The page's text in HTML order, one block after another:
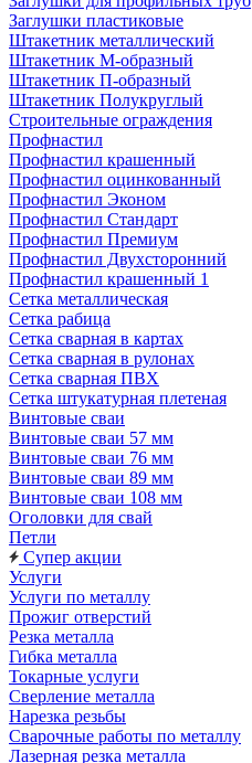
Заглушки пластиковые
Штакетник металлический
Штакетник М-образный
Штакетник П-образный
Штакетник Полукруглый
Строительные ограждения
Профнастил
Профнастил крашенный
Профнастил оцинкованный
Профнастил Эконом
Профнастил Стандарт
Профнастил Премиум
Профнастил Двухсторонний
Профнастил крашенный 1
Сетка металлическая
Сетка рабица
Сетка сварная в картах
Сетка сварная в рулонах
Сетка сварная ПВХ
Сетка штукатурная плетеная
Винтовые сваи
Винтовые сваи 57 мм
Винтовые сваи 76 мм
Винтовые сваи 89 мм
Винтовые сваи 108 мм
Оголовки для свай
Петли
Супер акции
Услуги
Услуги по металлу
Прожиг отверстий
Резка металла
Гибка металла
Токарные услуги
Сверление металла
Нарезка резьбы
Сварочные работы по металлу
Лазерная резка металла